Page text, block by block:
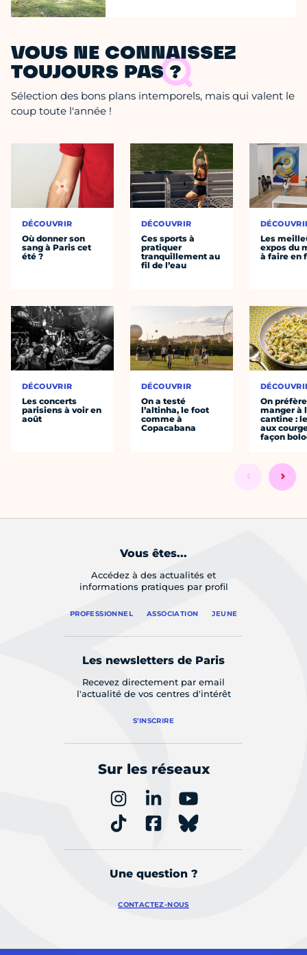
VOUS NE CONNAISSEZ
TOUJOURS PAS ?
Sélection des bons plans intemporels, mais qui valent le
coup toute l'année !
DÉCOUVRIR
Où donner son
sang à Paris cet
été ?
DÉCOUVRIR
Les concerts
parisiens à voir en
août
DÉCOUVRIR
Ces sports à
pratiquer
tranquillement au
fil de l’eau
DÉCOUVRIR
On a testé
l’altinha, le foot
comme à
Copacabana
Les
expos du
à faire en
On préfère
manger à
cantine :
aux
façon
Vous êtes...
Accédez à des actualités et
informations pratiques par profil
PROFESSIONNEL ASSOCIATION JEUNE
Les newsletters de Paris
Recevez directement par email
l'actualité de vos centres d'intérêt
S'INSCRIRE
Sur les réseaux
Une question ?
CONTACTEZ-NOUS